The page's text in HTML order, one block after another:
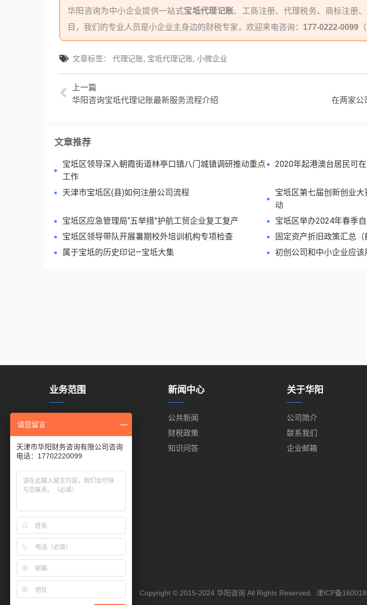
华阳咨询为中小企业提供一站式宝坻代理记账、工商注册、代理税务、商标注册
目，我们的专业人员是小企业主身边的财税专家，欢迎来电咨询： 177-0222-0099
文章标签： 代理记账, 宝坻代理记账, 小微企业
上一篇
华阳咨询宝坻代理记账最新服务流程介绍
在两家公
文章推荐
宝坻区领导深入朝霞街道林亭口镇八门城镇调研推动重点
工作
2020年起港澳台居民可
天津市宝坻区(县)如何注册公司流程
宝坻区第七届创新创业
动
宝坻区应急管理局“五举措”护航工贸企业复工复产
宝坻区举办2024年春季
宝坻区领导带队开展暑期校外培训机构专项检查
固定资产折旧政策汇总（
属于宝坻的历史印记—宝坻大集
初创公司和中小企业应该
业务范围
工商注册
商标注册
代缴公积金
代缴社保
新闻中心
公共新闻
财税政策
知识问答
关于华阳
公司简介
联系我们
企业邮箱
Copyright © 2015-2024 华阳咨询 All Rights Reserved. 津ICP备
请您留言
天津市华阳财务咨询有限公司咨询
电话：17702220099